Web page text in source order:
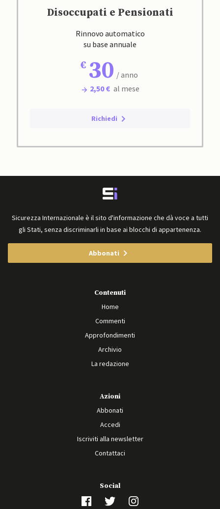
Disoccupati e Pensionati
Rinnovo automatico
su base annuale
30 / anno
2,50 € al mese
Richiedi
Sicurezza Internazionale è il sito d'informazione che dà voce a tutti
gli Stati, senza discriminarli in base ai blocchi di appartenenza.
Abbonati
Contenuti
Home
Commenti
Approfondimenti
Archivio
La redazione
Azioni
Abbonati
Accedi
Iscriviti alla newsletter
Contattaci
Social